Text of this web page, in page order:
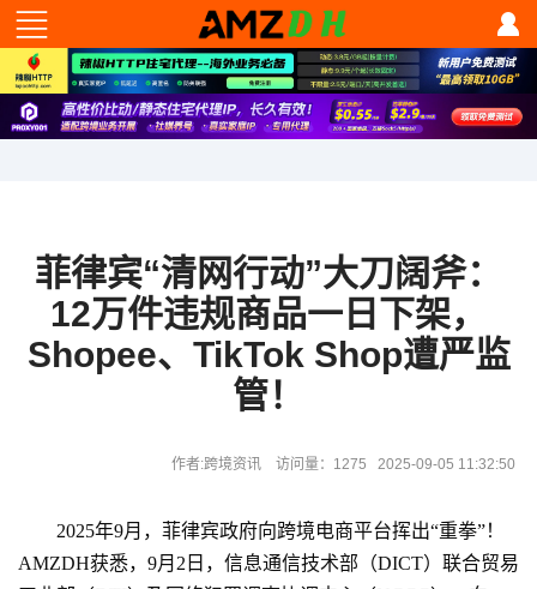
菲律宾“清网行动”大刀阔斧：
12万件违规商品一日下架，
Shopee、TikTok Shop遭严监
管！
作者:跨境资讯 访问量：1275 2025-09-05 11:32:50
2025年9月，菲律宾政府向跨境电商平台挥出“重拳”！
AMZDH获悉，9月2日，信息通信技术部（DICT）联合贸易